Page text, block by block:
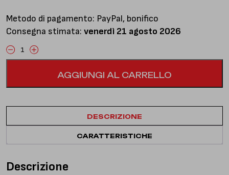
Metodo di pagamento: PayPal, bonifico
Consegna stimata: venerdì 21 agosto 2026
Coppia
catalizzatori
AGGIUNGI AL CARRELLO
DESCRIZIONE
CARATTERISTICHE
Descrizione